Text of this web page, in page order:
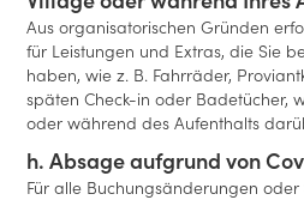
Aus organisatorischen Gründen
für Leistungen und Extras, die Sie
haben, wie z. B. Fahrräder,
späten Check-in oder Badetücher,
oder während des Aufenthalts
h. Absage aufgrund von
Für alle Buchungsänderungen